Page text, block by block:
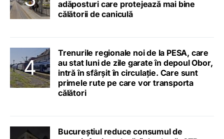
adăposturi care protejează mai bine
călătorii de caniculă
Trenurile regionale noi de la PESA, care
au stat luni de zile garate în depoul Obor,
intră în sfârșit în circulație. Care sunt
primele rute pe care vor transporta
călători
Bucureștiul reduce consumul de